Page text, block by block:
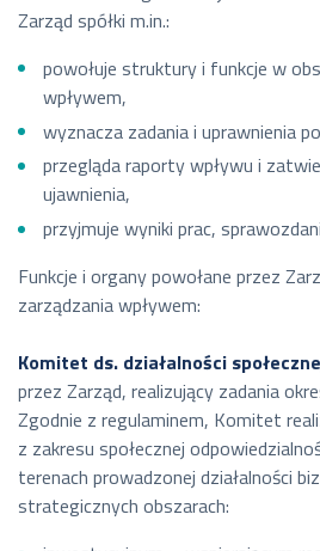
Zarząd spółki m.in.:
powołuje struktury i funkcje w
wpływem,
wyznacza zadania i uprawnienia
przegląda raporty wpływu i
ujawnienia,
przyjmuje wyniki prac,
Funkcje i organy powołane przez
zarządzania wpływem:
Komitet ds. działalności
przez Zarząd, realizujący zadania
Zgodnie z regulaminem, Komitet
z zakresu społecznej
terenach prowadzonej działalności
strategicznych obszarach: